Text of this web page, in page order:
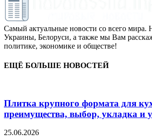
Самый актуальные новости со всего мира.
Украины, Белоруси, а также мы Вам
политике, экономике и обществе!
ЕЩЁ БОЛЬШЕ НОВОСТЕЙ
Плитка крупного формата для
преимущества, выбор, укладка и
25.06.2026